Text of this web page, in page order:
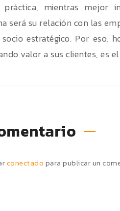
mientras mejor
será su relación con las
estratégico. Por eso,
valor a sus clientes, es
conectado para publicar un